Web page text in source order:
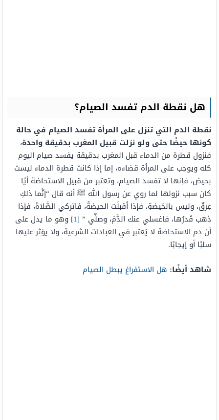
هل نقطة الدم تفسد الصيام؟
نقطة الدم التي تنزل على المرأة تفسد الصيام في حالة
كونها حيضًا حتى ولو نزلت قبيل المغرب بدقيقة واحدة،
فنزول قطرة من الدماء قبل المغرب بدقيقة يفسد صيام اليوم
كله ويوجب على المرأة قضاءه، إما إذا كانت قطرة الدماء ليست
بحيض، فإنها لا تفسد الصيام، وتعتبر من قبيل الاستحاضة أيًا
كان سبب نزولها لما روي عن رسول الله ﷺ أنه قال “إنَّما ذلكِ
عِرقٌ، وليس بالحَيضةِ، فإذا أقبلَت الحيضةُ، فاتركي الصَّلاةَ، فإذا
ذهب قَدرُها، فاغسلي عنك الدَّمَ، وصلِّي ”
[1]
وهو ما يدل على
أن دم الاستحاضة لا يُعتبر في العبادات الشرعية، ولا يؤثر عليها
سلبًا أو إيجابًا.
شاهد أيضًا: هل الاستفراغ يبطل الصيام